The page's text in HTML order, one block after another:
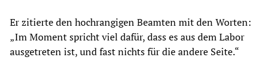
Er zitierte den hochrangigen Beamten mit den Worten:
„Im Moment spricht viel dafür, dass es aus dem Labor
ausgetreten ist, und fast nichts für die andere Seite.“